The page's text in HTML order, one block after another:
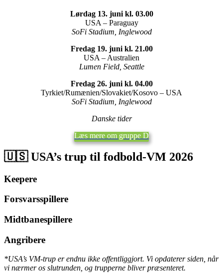
Lørdag 13. juni kl. 03.00
USA – Paraguay
SoFi Stadium, Inglewood
Fredag 19. juni kl. 21.00
USA – Australien
Lumen Field, Seattle
Fredag 26. juni kl. 04.00
Tyrkiet/Rumænien/Slovakiet/Kosovo – USA
SoFi Stadium, Inglewood
Danske tider
Læs mere om gruppe D
🇺🇸 USA’s trup til fodbold-VM 2026
Keepere
Forsvarsspillere
Midtbanespillere
Angribere
*USA’s VM-trup er endnu ikke offentliggjort. Vi opdaterer siden, når
vi nærmer os slutrunden, og trupperne bliver præsenteret.